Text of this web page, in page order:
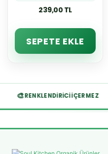
239,00 TL
SEPETE EKLE
✦ 🎨RENKLENDIRICI İÇERMEZ